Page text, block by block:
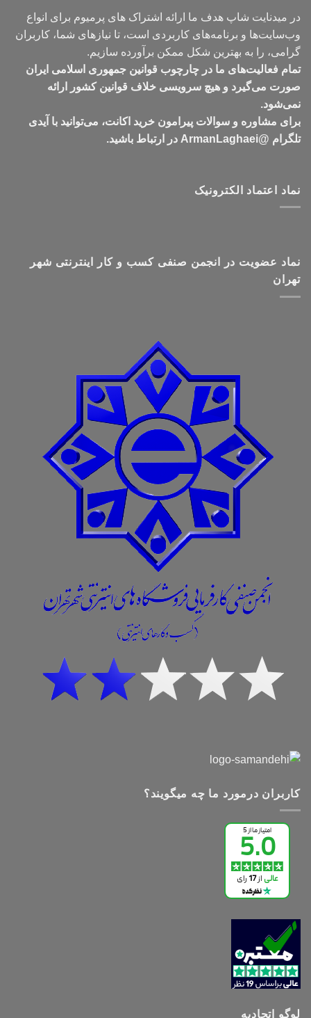
در میدنایت شاپ هدف ما ارائه اشتراک های پرمیوم برای انواع
وب‌سایت‌ها و برنامه‌های کاربردی است، تا نیازهای شما، کاربران
گرامی، را به بهترین شکل ممکن برآورده سازیم.
تمام فعالیت‌های ما در چارچوب قوانین جمهوری اسلامی ایران
صورت می‌گیرد و هیچ سرویسی خلاف قوانین کشور ارائه
نمی‌شود.
برای مشاوره و سوالات پیرامون خرید اکانت، می‌توانید با آیدی
تلگرام @ArmanLaghaei در ارتباط باشید.
نماد اعتماد الکترونیک
نماد عضویت در انجمن صنفی کسب و کار اینترنتی شهر
تهران
کاربران درمورد ما چه میگویند؟
لوگو اتحادیه